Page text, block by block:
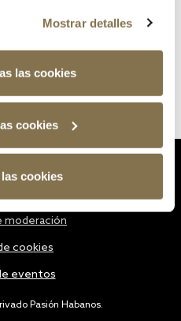
Mostrar detalles
las cookies
cookies
cookies
Pasión Habanos.
moderación
cookies
eventos